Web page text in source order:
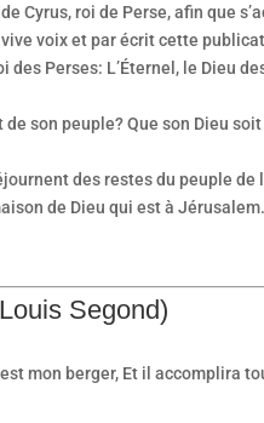
Cyrus, roi de Perse, afin que
voix et par écrit cette
des Perses: L’Éternel, le Dieu
de son peuple? Que son Dieu
des restes du peuple de
de Dieu qui est à Jérusalem.
Segond)
mon berger, Et il accomplira